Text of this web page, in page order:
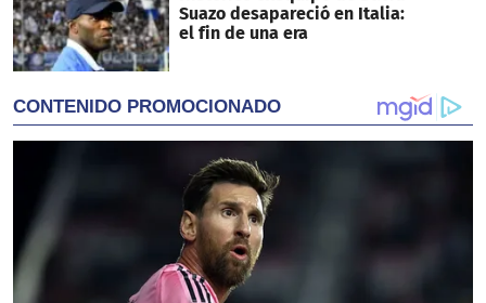
Suazo desapareció en Italia:
el fin de una era